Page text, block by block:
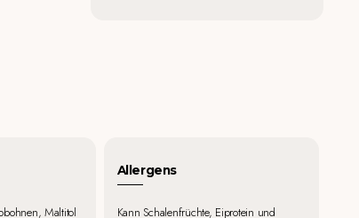
Maltitol
Allergens
Kann Schalenfrüchte, Eiprotein und